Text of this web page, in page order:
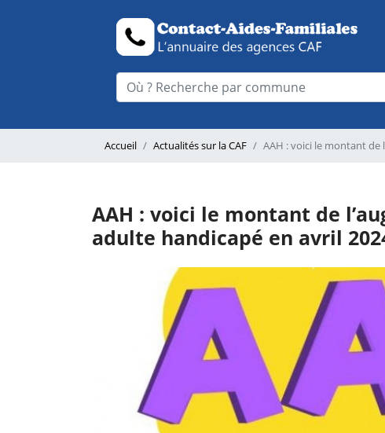
Accueil Actualités sur la CAF AAH : voici le montant de
AAH : voici le montant de
adulte handicapé en avril